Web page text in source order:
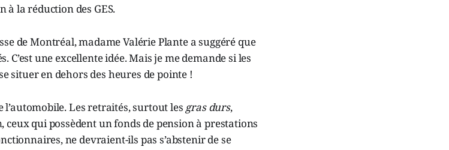
à la réduction des GES.
de Montréal, madame Valérie Plante a suggéré que
une excellente idée. Mais je me demande si les
situer en dehors des heures de pointe !
l’automobile. Les retraités, surtout les gras durs,
ceux qui possèdent un fonds de pension à prestations
ne devraient-ils pas s’abstenir de se